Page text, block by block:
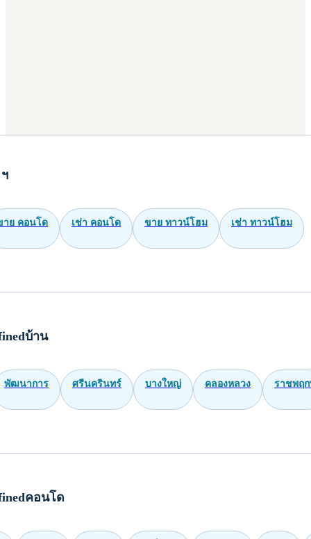
าย คอนโด เช่า คอนโด ขาย ทาวน์โฮม เช่า ทาวน์โฮม
บ้าน
พัฒนาการ ศรีนครินทร์ บางใหญ่ คลองหลวง ราชพฤ
คอนโด